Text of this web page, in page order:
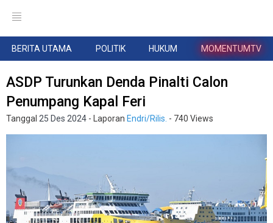
BERITA UTAMA POLITIK HUKUM MOMENTUMTV
ASDP Turunkan Denda Pinalti Calon
Penumpang Kapal Feri
Tanggal 25 Des 2024 - Laporan Endri/Rilis. - 740 Views